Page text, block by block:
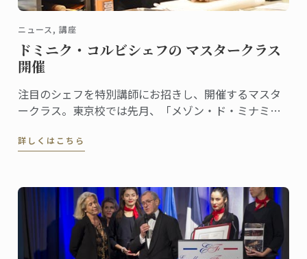
ニュース, 講座
ドミニク・コルビシェフの マスタークラス
開催
注目のシェフを特別講師にお招きし、開催するマスタ
ークラス。東京校では先月、「メゾン・ド・ミナミ」
ク・コルビシェフに来ていただきました。
詳しくはこちら